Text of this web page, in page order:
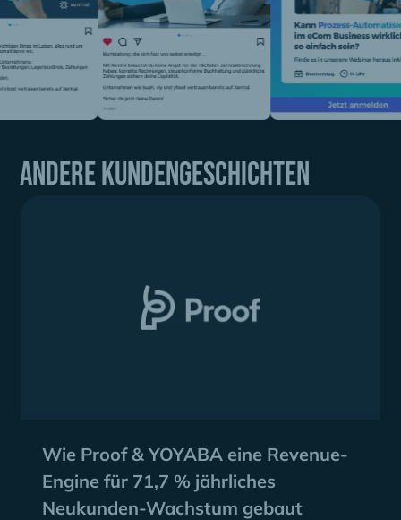
Andere Kundengeschichten
Wie Proof & YOYABA eine Revenue-
Engine für 71,7 % jährliches
Neukunden-Wachstum gebaut